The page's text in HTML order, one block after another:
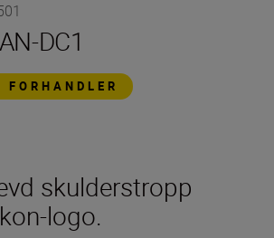
DC1
skulderstropp
logo.